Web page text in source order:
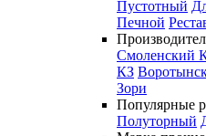
Пустотный
Печной
Смоленский
КЗ
Зори
Популярные
Полуторный